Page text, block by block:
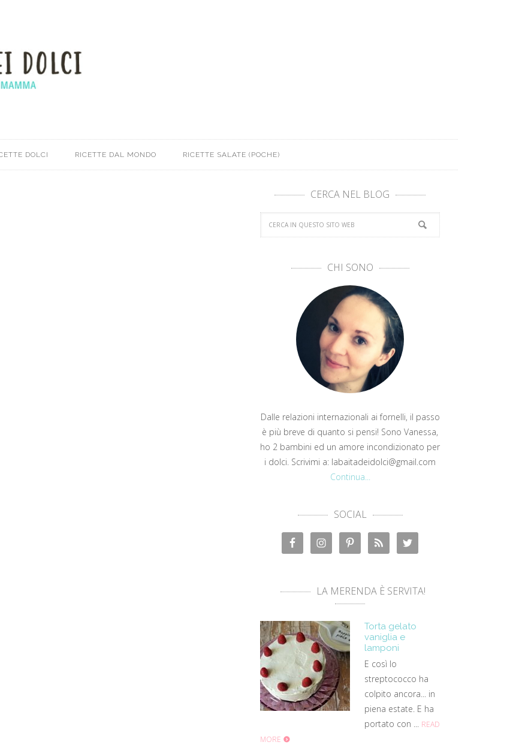
DOLCI RICETTE DAL MONDO RICETTE SALATE (POCHE)
CERCA NEL BLOG
CHI SONO
Dalle relazioni internazionali ai fornelli, il passo
è più breve di quanto si pensi! Sono Vanessa,
ho 2 bambini ed un amore incondizionato per
i dolci. Scrivimi a: labaitadeidolci@gmail.com
Continua...
SOCIAL
LA MERENDA È SERVITA!
Torta gelato
vaniglia e
lamponi
E così lo
streptococco ha
colpito ancora... in
piena estate. E ha
portato con ... READ
MORE